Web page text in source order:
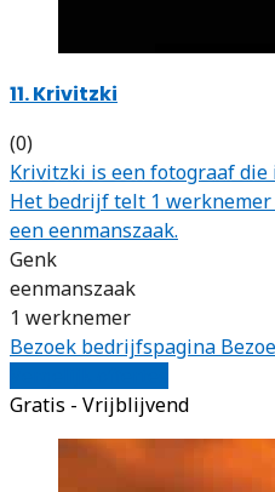
11. Krivitzki
(0)
Krivitzki is een fotograaf die
Het bedrijf telt 1
een eenmanszaak.
Genk
eenmanszaak
1 werknemer
Bezoek bedrijfspagina
Gratis - Vrijblijvend